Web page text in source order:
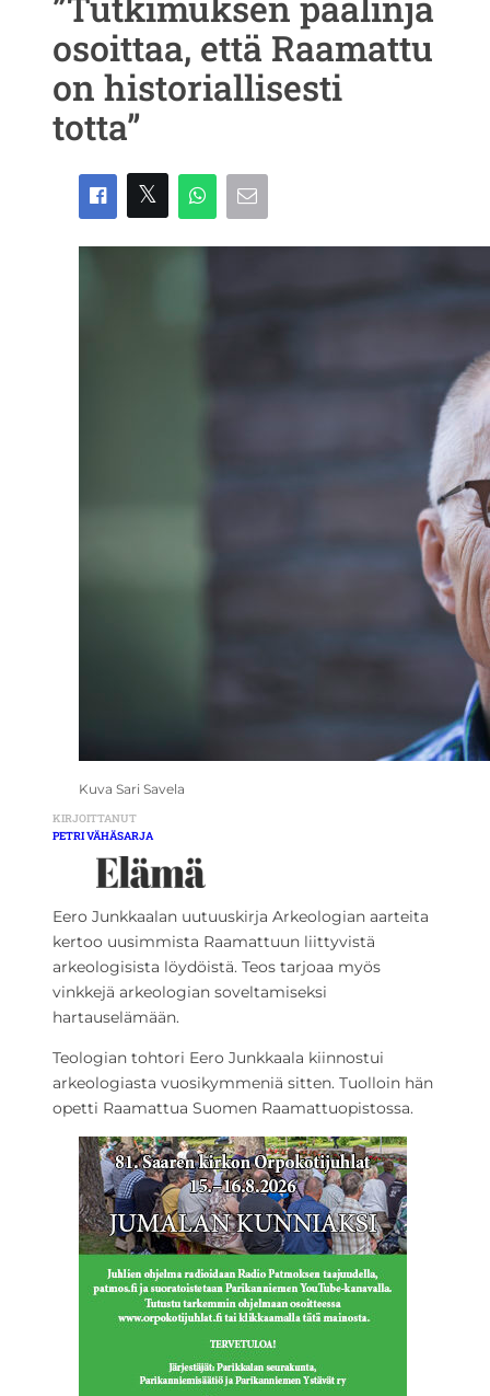
osoittaa, että Raamattu
on historiallisesti
totta”
Kuva Sari Savela
KIRJOITTANUT
PETRI VÄHÄSARJA
Eero Junkkaalan uutuuskirja Arkeologian aarteita
kertoo uusimmista Raamattuun liittyvistä
arkeologisista löydöistä. Teos tarjoaa myös
vinkkejä arkeologian soveltamiseksi
hartauselämään.
Teologian tohtori Eero Junkkaala kiinnostui
arkeologiasta vuosikymmeniä sitten. Tuolloin hän
opetti Raamattua Suomen Raamattuopistossa.